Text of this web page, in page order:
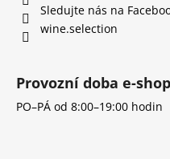
Sledujte nás na
wine.selection
Provozní doba e-
PO–PÁ od 8:00–19:00 hodin